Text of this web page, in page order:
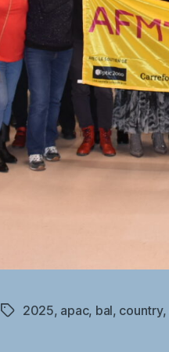
Étiquettes
2025, apac, bal, country,